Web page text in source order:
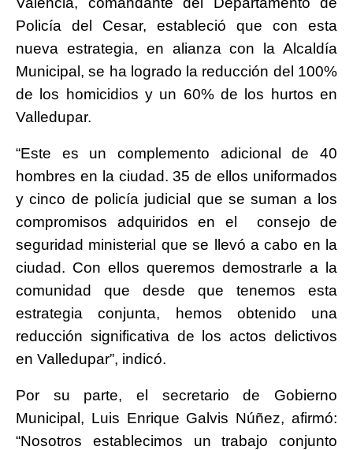
Policía del Cesar, estableció que con esta
nueva estrategia, en alianza con la Alcaldía
Municipal, se ha logrado la reducción del 100%
de los homicidios y un 60% de los hurtos en
Valledupar.
“Este es un complemento adicional de 40
hombres en la ciudad. 35 de ellos uniformados
y cinco de policía judicial que se suman a los
compromisos adquiridos en el consejo de
seguridad ministerial que se llevó a cabo en la
ciudad. Con ellos queremos demostrarle a la
comunidad que desde que tenemos esta
estrategia conjunta, hemos obtenido una
reducción significativa de los actos delictivos
en Valledupar”, indicó.
Por su parte, el secretario de Gobierno
Municipal, Luis Enrique Galvis Núñez, afirmó:
“Nosotros establecimos un trabajo conjunto